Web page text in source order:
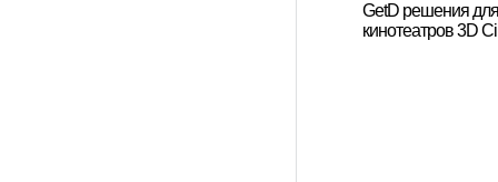
GetD решения для
кинотеатров 3D